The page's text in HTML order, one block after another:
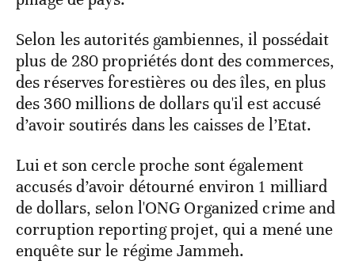
Selon les autorités gambiennes, il possédait
plus de 280 propriétés dont des commerces,
des réserves forestières ou des îles, en plus
des 360 millions de dollars qu'il est accusé
d’avoir soutirés dans les caisses de l’Etat.
Lui et son cercle proche sont également
accusés d’avoir détourné environ 1 milliard
de dollars, selon l'ONG Organized crime and
corruption reporting projet, qui a mené une
enquête sur le régime Jammeh.